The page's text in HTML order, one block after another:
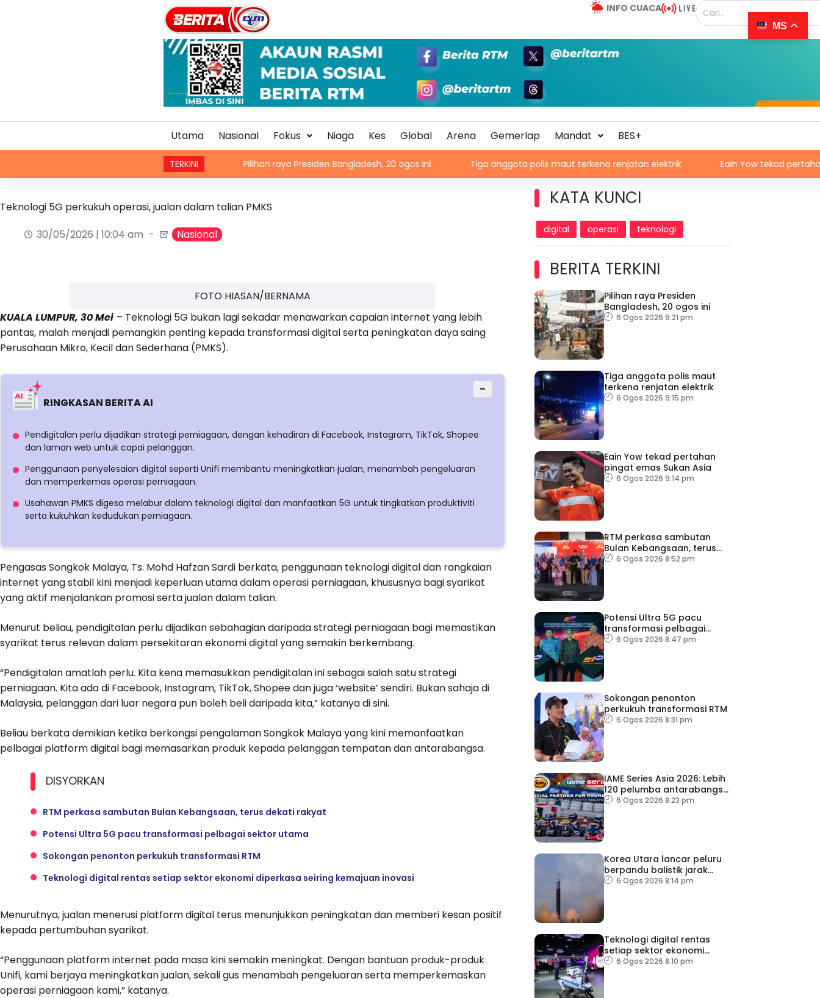
INFO CUACA
Utama Nasional Fokus Niaga Kes Global Arena Gemerlap Mandat BES+
TERKINIPilihan raya Presiden Bangladesh, 20 ogos ini Tiga anggota polis maut terkena renjatan elektrik Eain Yow tekad pertahan pingat
Teknologi 5G perkukuh operasi, jualan dalam talian PMKS
30/05/2026 | 10:04 am
Nasional
FOTO HIASAN/BERNAMA
KUALA LUMPUR, 30 Mei – Teknologi 5G bukan lagi sekadar menawarkan capaian internet yang lebih
pantas, malah menjadi pemangkin penting kepada transformasi digital serta peningkatan daya saing
Perusahaan Mikro, Kecil dan Sederhana (PMKS).
RINGKASAN BERITA AI
−
Pendigitalan perlu dijadikan strategi perniagaan, dengan kehadiran di Facebook, Instagram, TikTok, Shopee
dan laman web untuk capai pelanggan.
Penggunaan penyelesaian digital seperti Unifi membantu meningkatkan jualan, menambah pengeluaran
dan memperkemas operasi perniagaan.
Usahawan PMKS digesa melabur dalam teknologi digital dan manfaatkan 5G untuk tingkatkan produktiviti
serta kukuhkan kedudukan perniagaan.
Pengasas Songkok Malaya, Ts. Mohd Hafzan Sardi berkata, penggunaan teknologi digital dan rangkaian
internet yang stabil kini menjadi keperluan utama dalam operasi perniagaan, khususnya bagi syarikat
yang aktif menjalankan promosi serta jualan dalam talian.
Menurut beliau, pendigitalan perlu dijadikan sebahagian daripada strategi perniagaan bagi memastikan
syarikat terus relevan dalam persekitaran ekonomi digital yang semakin berkembang.
“Pendigitalan amatlah perlu. Kita kena memasukkan pendigitalan ini sebagai salah satu strategi
perniagaan. Kita ada di Facebook, Instagram, TikTok, Shopee dan juga ‘website’ sendiri. Bukan sahaja di
Malaysia, pelanggan dari luar negara pun boleh beli daripada kita,” katanya di sini.
Beliau berkata demikian ketika berkongsi pengalaman Songkok Malaya yang kini memanfaatkan
pelbagai platform digital bagi memasarkan produk kepada pelanggan tempatan dan antarabangsa.
DISYORKAN
RTM perkasa sambutan Bulan Kebangsaan, terus dekati rakyat
Potensi Ultra 5G pacu transformasi pelbagai sektor utama
Sokongan penonton perkukuh transformasi RTM
Teknologi digital rentas setiap sektor ekonomi diperkasa seiring kemajuan inovasi
Menurutnya, jualan menerusi platform digital terus menunjukkan peningkatan dan memberi kesan positif
kepada pertumbuhan syarikat.
“Penggunaan platform internet pada masa kini semakin meningkat. Dengan bantuan produk-produk
Unifi, kami berjaya meningkatkan jualan, sekali gus menambah pengeluaran serta memperkemaskan
operasi perniagaan kami,” katanya.
KATA KUNCI
digital operasi teknologi
BERITA TERKINI
Pilihan raya Presiden
Bangladesh, 20 ogos ini
6 Ogos 2026 9:21 pm
Tiga anggota polis maut
terkena renjatan elektrik
6 Ogos 2026 9:15 pm
Eain Yow tekad pertahan
pingat emas Sukan Asia
6 Ogos 2026 9:14 pm
RTM perkasa sambutan
Bulan Kebangsaan, terus
dekati rakyat
6 Ogos 2026 8:52 pm
Potensi Ultra 5G pacu
transformasi pelbagai
sektor utama
6 Ogos 2026 8:47 pm
Sokongan penonton
perkukuh transformasi RTM
6 Ogos 2026 8:31 pm
IAME Series Asia 2026: Lebih
120 pelumba antarabangsa
berentap rebut tiket ke Itali
6 Ogos 2026 8:23 pm
Korea Utara lancar peluru
berpandu balistik jarak
dekat ke arah Laut Jepun
6 Ogos 2026 8:14 pm
Teknologi digital rentas
setiap sektor ekonomi
diperkasa seiring kemajuan
6 Ogos 2026 8:10 pm
MS